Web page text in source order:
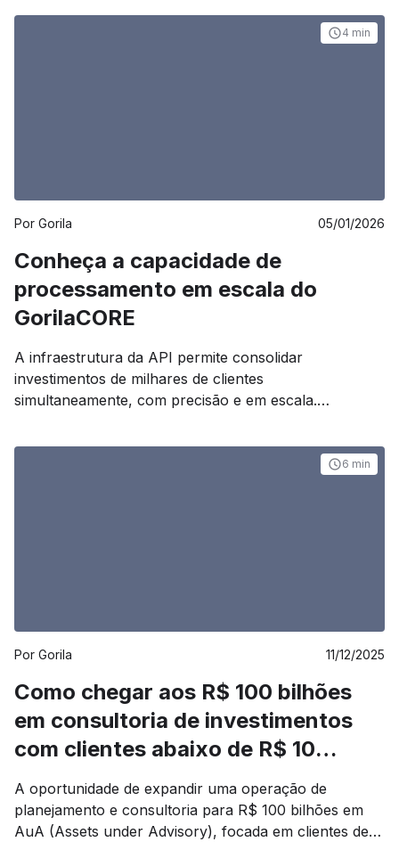
de investimentos atualizados parece trivial à primeira
4 min
Por Gorila 05/01/2026
Conheça a capacidade de
processamento em escala do
GorilaCORE
A infraestrutura da API permite consolidar
investimentos de milhares de clientes
simultaneamente, com precisão e em escala.
investimentos que operam em escala enfrentam um
desafio técnico e operacional significativo: processar e
6 min
Por Gorila 11/12/2025
Como chegar aos R$ 100 bilhões
em consultoria de investimentos
com clientes abaixo de R$ 10
milhões de patrimônio?
A oportunidade de expandir uma operação de
planejamento e consultoria para R$ 100 bilhões em
AuA (Assets under Advisory), focada em clientes de